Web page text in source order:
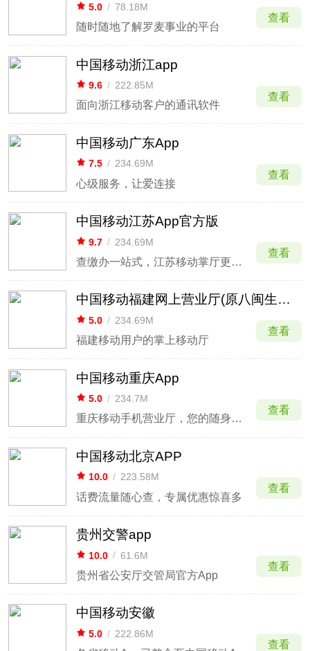
5.0 / 78.18M
随时随地了解罗麦事业的平台
查看
中国移动浙江app
9.6 / 222.85M
面向浙江移动客户的通讯软件
查看
中国移动广东App
7.5 / 234.69M
心级服务，让爱连接
查看
中国移动江苏App官方版
9.7 / 234.69M
查缴办一站式，江苏移动掌厅更懂你
查看
中国移动福建网上营业厅(原八闽生活app)
5.0 / 234.69M
福建移动用户的掌上移动厅
查看
中国移动重庆App
5.0 / 234.7M
重庆移动手机营业厅，您的随身营业厅
查看
中国移动北京APP
10.0 / 223.58M
话费流量随心查，专属优惠惊喜多
查看
贵州交警app
10.0 / 61.6M
贵州省公安厅交管局官方App
查看
中国移动安徽
5.0 / 222.86M
查看